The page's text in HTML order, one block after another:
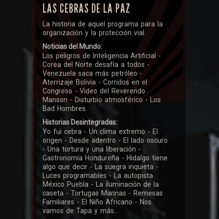
LAS CEBRAS DE LA PAZ
La historia de aquel programa para la
organización y la protección vial.
Noticias del Mundo:
Los peligros de Inteligencia Artificial -
Corea del Norte desafía a todos -
Venezuela saca más petróleo -
Aterrizaje Bolivia - Corridos en el
Congreso - Video del Reverendo
Manson - Disturbio atmosférico - Los
Bad Hombres.
Historias Desintegradas:
Yo fui cebra - Un clima extremo - El
origen - Desde adentro - El lado oscuro
- Una tortura y una liberación -
Gastronomía Hondureña - Hidalgo tiene
algo que decir - La suegra inquieta -
Luces programables - La autopista
México Puebla - La iluminación de la
caseta - Tortugas Marinas - Remesas
Familiares - El Niño Africano - Nos
vamos de Tapa y más...